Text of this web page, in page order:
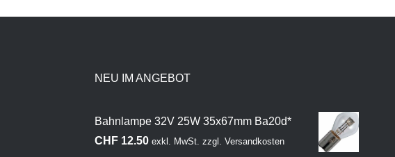
NEU IM ANGEBOT
Bahnlampe 32V 25W 35x67mm Ba20d*
CHF12.50 exkl. MwSt. zzgl. Versandkosten